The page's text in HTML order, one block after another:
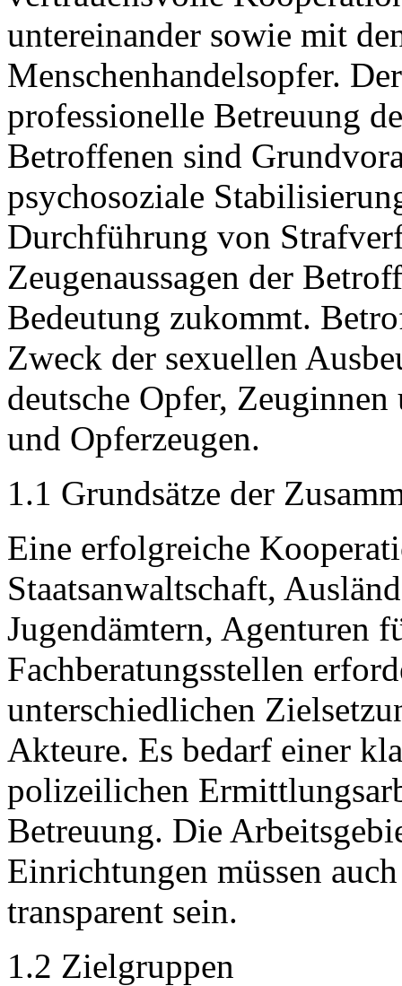
untereinander sowie mit
Menschenhandelsopfer.
professionelle Betreuung
Betroffenen sind
psychosoziale
Durchführung von
Zeugenaussagen der
Bedeutung zukommt.
Zweck der sexuellen
deutsche Opfer,
und Opferzeugen.
1.1 Grundsätze der
Eine erfolgreiche
Staatsanwaltschaft,
Jugendämtern, Agenturen
Fachberatungsstellen
unterschiedlichen
Akteure. Es bedarf einer
polizeilichen
Betreuung. Die
Einrichtungen müssen
transparent sein.
1.2 Zielgruppen